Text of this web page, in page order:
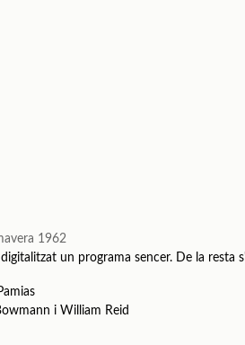
1962
digitalitzat un programa sencer. De la resta
i William Reid